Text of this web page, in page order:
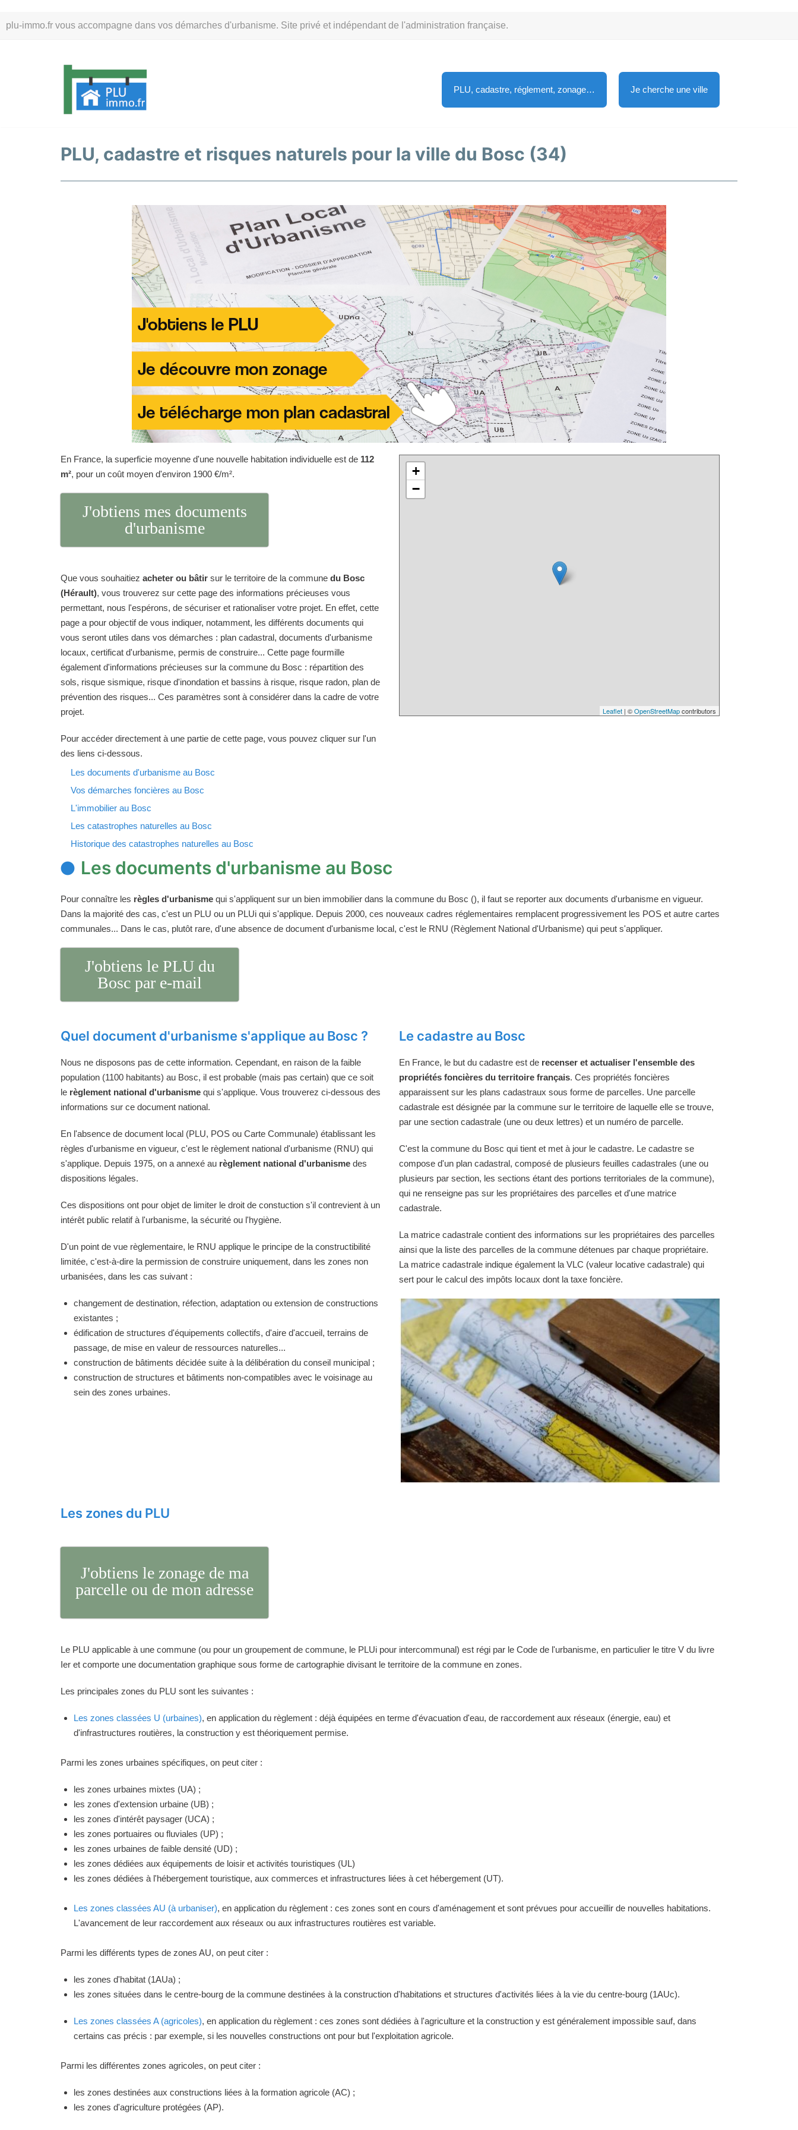
plu-immo.fr vous accompagne dans vos démarches d'urbanisme. Site privé et indépendant de l'administration française.
au
PLU, cadastre, réglement, zonage… Je cherche une ville
PLU, cadastre et risques naturels pour la ville du Bosc (34)
En France, la superficie moyenne d'une nouvelle habitation individuelle est de 112
m², pour un coût moyen d'environ 1900 €/m².
J'obtiens mes documents
d'urbanisme
Que vous souhaitiez acheter ou bâtir sur le territoire de la commune du Bosc
(Hérault), vous trouverez sur cette page des informations précieuses vous
permettant, nous l'espérons, de sécuriser et rationaliser votre projet. En effet, cette
page a pour objectif de vous indiquer, notamment, les différents documents qui
vous seront utiles dans vos démarches : plan cadastral, documents d'urbanisme
locaux, certificat d'urbanisme, permis de construire... Cette page fourmille
également d'informations précieuses sur la commune du Bosc : répartition des
sols, risque sismique, risque d'inondation et bassins à risque, risque radon, plan de
prévention des risques... Ces paramètres sont à considérer dans la cadre de votre
projet.
Pour accéder directement à une partie de cette page, vous pouvez cliquer sur l'un
des liens ci-dessous.
Les documents d'urbanisme au Bosc
Vos démarches foncières au Bosc
L'immobilier au Bosc
Les catastrophes naturelles au Bosc
Historique des catastrophes naturelles au Bosc
+
−
Leaflet | ©OpenStreetMapcontributors
Les documents d'urbanisme au Bosc
Pour connaître les règles d'urbanisme qui s'appliquent sur un bien immobilier dans la commune du Bosc (), il faut se reporter aux documents d'urbanisme en vigueur.
Dans la majorité des cas, c'est un PLU ou un PLUi qui s'applique. Depuis 2000, ces nouveaux cadres réglementaires remplacent progressivement les POS et autre cartes
communales... Dans le cas, plutôt rare, d'une absence de document d'urbanisme local, c'est le RNU (Règlement National d'Urbanisme) qui peut s'appliquer.
J'obtiens le PLU du
Bosc par e-mail
Quel document d'urbanisme s'applique au Bosc ?
Nous ne disposons pas de cette information. Cependant, en raison de la faible
population (1100 habitants) au Bosc, il est probable (mais pas certain) que ce soit
le règlement national d'urbanisme qui s'applique. Vous trouverez ci-dessous des
informations sur ce document national.
En l'absence de document local (PLU, POS ou Carte Communale) établissant les
règles d'urbanisme en vigueur, c'est le règlement national d'urbanisme (RNU) qui
s'applique. Depuis 1975, on a annexé au règlement national d'urbanisme des
dispositions légales.
Ces dispositions ont pour objet de limiter le droit de constuction s'il contrevient à un
intérêt public relatif à l'urbanisme, la sécurité ou l'hygiène.
D'un point de vue règlementaire, le RNU applique le principe de la constructibilité
limitée, c'est-à-dire la permission de construire uniquement, dans les zones non
urbanisées, dans les cas suivant :
changement de destination, réfection, adaptation ou extension de constructions
existantes ;
édification de structures d'équipements collectifs, d'aire d'accueil, terrains de
passage, de mise en valeur de ressources naturelles...
construction de bâtiments décidée suite à la délibération du conseil municipal ;
construction de structures et bâtiments non-compatibles avec le voisinage au
sein des zones urbaines.
Le cadastre au Bosc
En France, le but du cadastre est de recenser et actualiser l'ensemble des
propriétés foncières du territoire français. Ces propriétés foncières
apparaissent sur les plans cadastraux sous forme de parcelles. Une parcelle
cadastrale est désignée par la commune sur le territoire de laquelle elle se trouve,
par une section cadastrale (une ou deux lettres) et un numéro de parcelle.
C'est la commune du Bosc qui tient et met à jour le cadastre. Le cadastre se
compose d'un plan cadastral, composé de plusieurs feuilles cadastrales (une ou
plusieurs par section, les sections étant des portions territoriales de la commune),
qui ne renseigne pas sur les propriétaires des parcelles et d'une matrice
cadastrale.
La matrice cadastrale contient des informations sur les propriétaires des parcelles
ainsi que la liste des parcelles de la commune détenues par chaque propriétaire.
La matrice cadastrale indique également la VLC (valeur locative cadastrale) qui
sert pour le calcul des impôts locaux dont la taxe foncière.
Les zones du PLU
J'obtiens le zonage de ma
parcelle ou de mon adresse
Le PLU applicable à une commune (ou pour un groupement de commune, le PLUi pour intercommunal) est régi par le Code de l'urbanisme, en particulier le titre V du livre
Ier et comporte une documentation graphique sous forme de cartographie divisant le territoire de la commune en zones.
Les principales zones du PLU sont les suivantes :
Les zones classées U (urbaines), en application du règlement : déjà équipées en terme d'évacuation d'eau, de raccordement aux réseaux (énergie, eau) et
d'infrastructures routières, la construction y est théoriquement permise.
Parmi les zones urbaines spécifiques, on peut citer :
les zones urbaines mixtes (UA) ;
les zones d'extension urbaine (UB) ;
les zones d'intérêt paysager (UCA) ;
les zones portuaires ou fluviales (UP) ;
les zones urbaines de faible densité (UD) ;
les zones dédiées aux équipements de loisir et activités touristiques (UL)
les zones dédiées à l'hébergement touristique, aux commerces et infrastructures liées à cet hébergement (UT).
Les zones classées AU (à urbaniser), en application du règlement : ces zones sont en cours d'aménagement et sont prévues pour accueillir de nouvelles habitations.
L'avancement de leur raccordement aux réseaux ou aux infrastructures routières est variable.
Parmi les différents types de zones AU, on peut citer :
les zones d'habitat (1AUa) ;
les zones situées dans le centre-bourg de la commune destinées à la construction d'habitations et structures d'activités liées à la vie du centre-bourg (1AUc).
Les zones classées A (agricoles), en application du règlement : ces zones sont dédiées à l'agriculture et la construction y est généralement impossible sauf, dans
certains cas précis : par exemple, si les nouvelles constructions ont pour but l'exploitation agricole.
Parmi les différentes zones agricoles, on peut citer :
les zones destinées aux constructions liées à la formation agricole (AC) ;
les zones d'agriculture protégées (AP).